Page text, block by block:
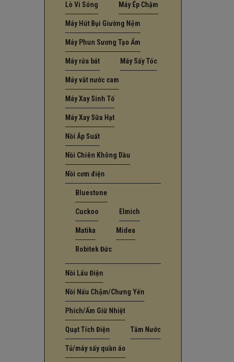
Lò Vi Sóng Máy Ép Chậm
Máy Hút Bụi Giường Nệm
Máy Phun Sương Tạo Ẩm
Máy rửa bát Máy Sấy Tóc
Máy vắt nước cam
Máy Xay Sinh Tố
Máy Xay Sữa Hạt
Nồi Áp Suất
Nồi Chiên Không Dầu
Nồi cơm điện
Bluestone
Cuckoo Elmich
Matika Midea
Robitek Đức
Nồi Lẩu Điện
Nồi Nấu Chậm/Chưng Yến
Phích/Ấm Giữ Nhiệt
Quạt Tích Điện Tăm Nước
Tủ/máy sấy quần áo